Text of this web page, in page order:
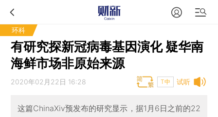
环科
有研究探新冠病毒基因演化 疑华南
海鲜市场非原始来源
试听
2020年02月22日 16:28 T中
这篇ChinaXiv预发布的研究显示，据1月6日之前的22